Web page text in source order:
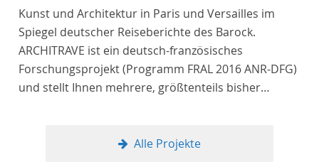
Kunst und Architektur in Paris und Versailles im
Spiegel deutscher Reiseberichte des Barock.
ARCHITRAVE ist ein deutsch-französisches
Forschungsprojekt (Programm FRAL 2016 ANR-DFG)
und stellt Ihnen mehrere, größtenteils bisher
Alle Projekte